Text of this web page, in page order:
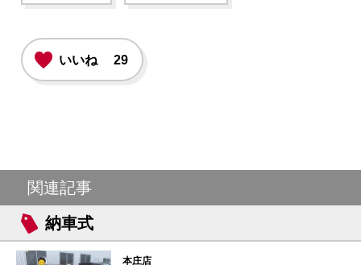
いいね 29
関連記事
納車式
本庄店